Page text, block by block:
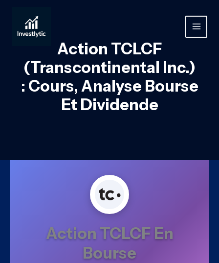
contenu
MAIN
Action TCLCF
(Transcontinental Inc.)
: Cours, Analyse Bourse
Et Dividende
Action TCLCF En
Bourse